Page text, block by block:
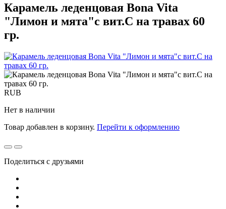
Карамель леденцовая Bona Vita
"Лимон и мята"с вит.С на травах 60
гр.
RUB
Нет в наличии
Товар добавлен в корзину. Перейти к оформлению
Поделиться с друзьями